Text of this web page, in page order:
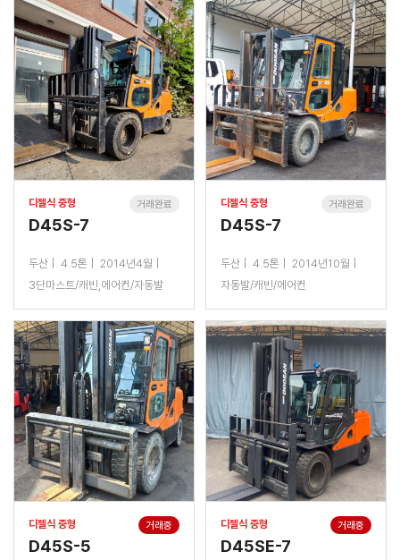
거래완료
디젤식 중형
D45S-7
두산 4.5톤
2014년4월
3단마스트/캐빈,에어컨/자동발
거래완료
디젤식 중형
D45S-7
두산 4.5톤
2014년10월
자동발/캐빈/에어컨
거래중
디젤식 중형
D45S-5
거래중
디젤식 중형
D45SE-7